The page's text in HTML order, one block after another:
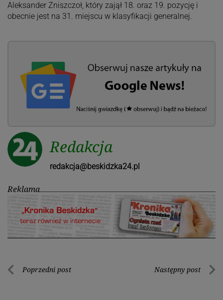
Aleksander Zniszczoł, który zajął 18. oraz 19. pozycję i
obecnie jest na 31. miejscu w klasyfikacji generalnej.
Redakcja
redakcja@beskidzka24.pl
Reklama
Nawigacja
Poprzedni post Następny post